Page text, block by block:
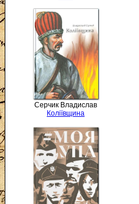
Серчик Владислав
Коліївщина